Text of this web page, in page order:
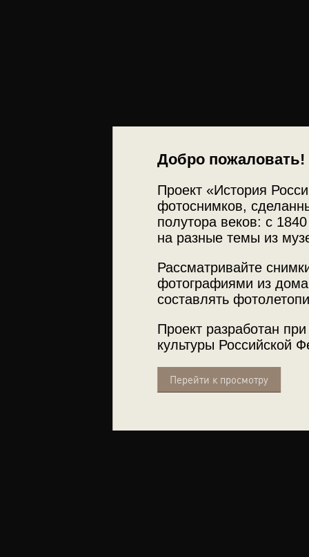
Добро пожаловать!
Проект «История
фотоснимков,
полутора веков: с
на разные темы из
Рассматривайте
фотографиями из
составлять
Проект разработан
культуры Российской
Перейти к просмотру